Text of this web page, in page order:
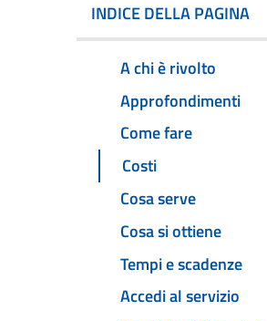
INDICE DELLA PAGINA
A chi è rivolto
Approfondimenti
Come fare
Costi
Cosa serve
Cosa si ottiene
Tempi e scadenze
Accedi al servizio